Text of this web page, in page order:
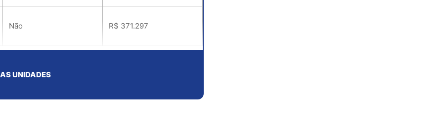
Não R$ 371.297
UNIDADES